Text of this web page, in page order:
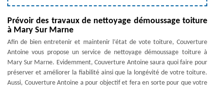
Prévoir des travaux de nettoyage démoussage toiture
à Mary Sur Marne
Afin de bien entretenir et maintenir l’état de vote toiture, Couverture
Antoine vous propose un service de nettoyage démoussage toiture à
Mary Sur Marne. Evidemment, Couverture Antoine saura quoi faire pour
préserver et améliorer la fiabilité ainsi que la longévité de votre toiture.
Aussi, Couverture Antoine a pour objectif et fera en sorte pour que votre